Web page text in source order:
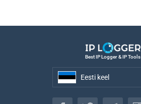
Best IP Logger & IP Tools
Eesti keel
Eesti keel